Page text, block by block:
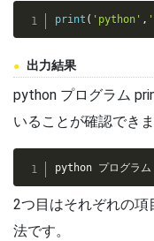
print ( 'python' , '
出力結果
python プログラム
いることが確認できま
python プログラ
2つ目はそれぞれの
法です。